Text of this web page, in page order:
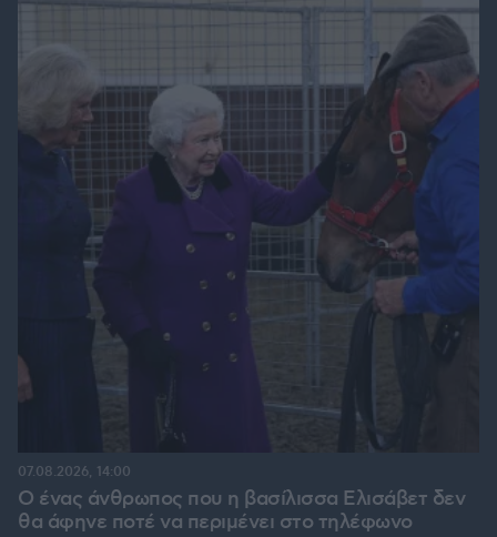
Ο ένας άνθρωπος που η βασίλισσα Ελισάβετ δεν
θα άφηνε ποτέ να περιμένει στο τηλέφωνο
07.08.2026, 14:00